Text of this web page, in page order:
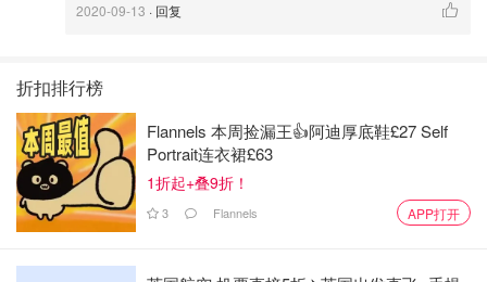
2020-09-13 · 回复
折扣排行榜
Flannels 本周捡漏王👍阿迪厚底鞋£27 Self
Portrait连衣裙£63
1折起+叠9折！
3 Flannels APP打开